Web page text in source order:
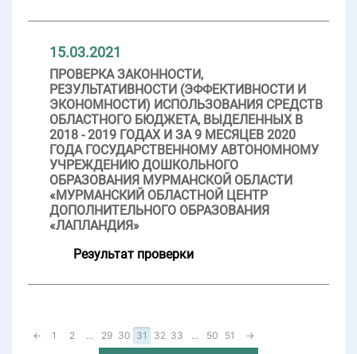
15.03.2021
ПРОВЕРКА ЗАКОННОСТИ,
РЕЗУЛЬТАТИВНОСТИ (ЭФФЕКТИВНОСТИ И
ЭКОНОМНОСТИ) ИСПОЛЬЗОВАНИЯ СРЕДСТВ
ОБЛАСТНОГО БЮДЖЕТА, ВЫДЕЛЕННЫХ В
2018 - 2019 ГОДАХ И ЗА 9 МЕСЯЦЕВ 2020
ГОДА ГОСУДАРСТВЕННОМУ АВТОНОМНОМУ
УЧРЕЖДЕНИЮ ДОШКОЛЬНОГО
ОБРАЗОВАНИЯ МУРМАНСКОЙ ОБЛАСТИ
«МУРМАНСКИЙ ОБЛАСТНОЙ ЦЕНТР
ДОПОЛНИТЕЛЬНОГО ОБРАЗОВАНИЯ
«ЛАПЛАНДИЯ»
Результат проверки
← 1 2 ... 29 30 31 32 33 ... 50 51 →